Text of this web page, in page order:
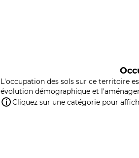
L'occupation des sols sur ce territoire
évolution démographique et
Cliquez sur une catégorie pour